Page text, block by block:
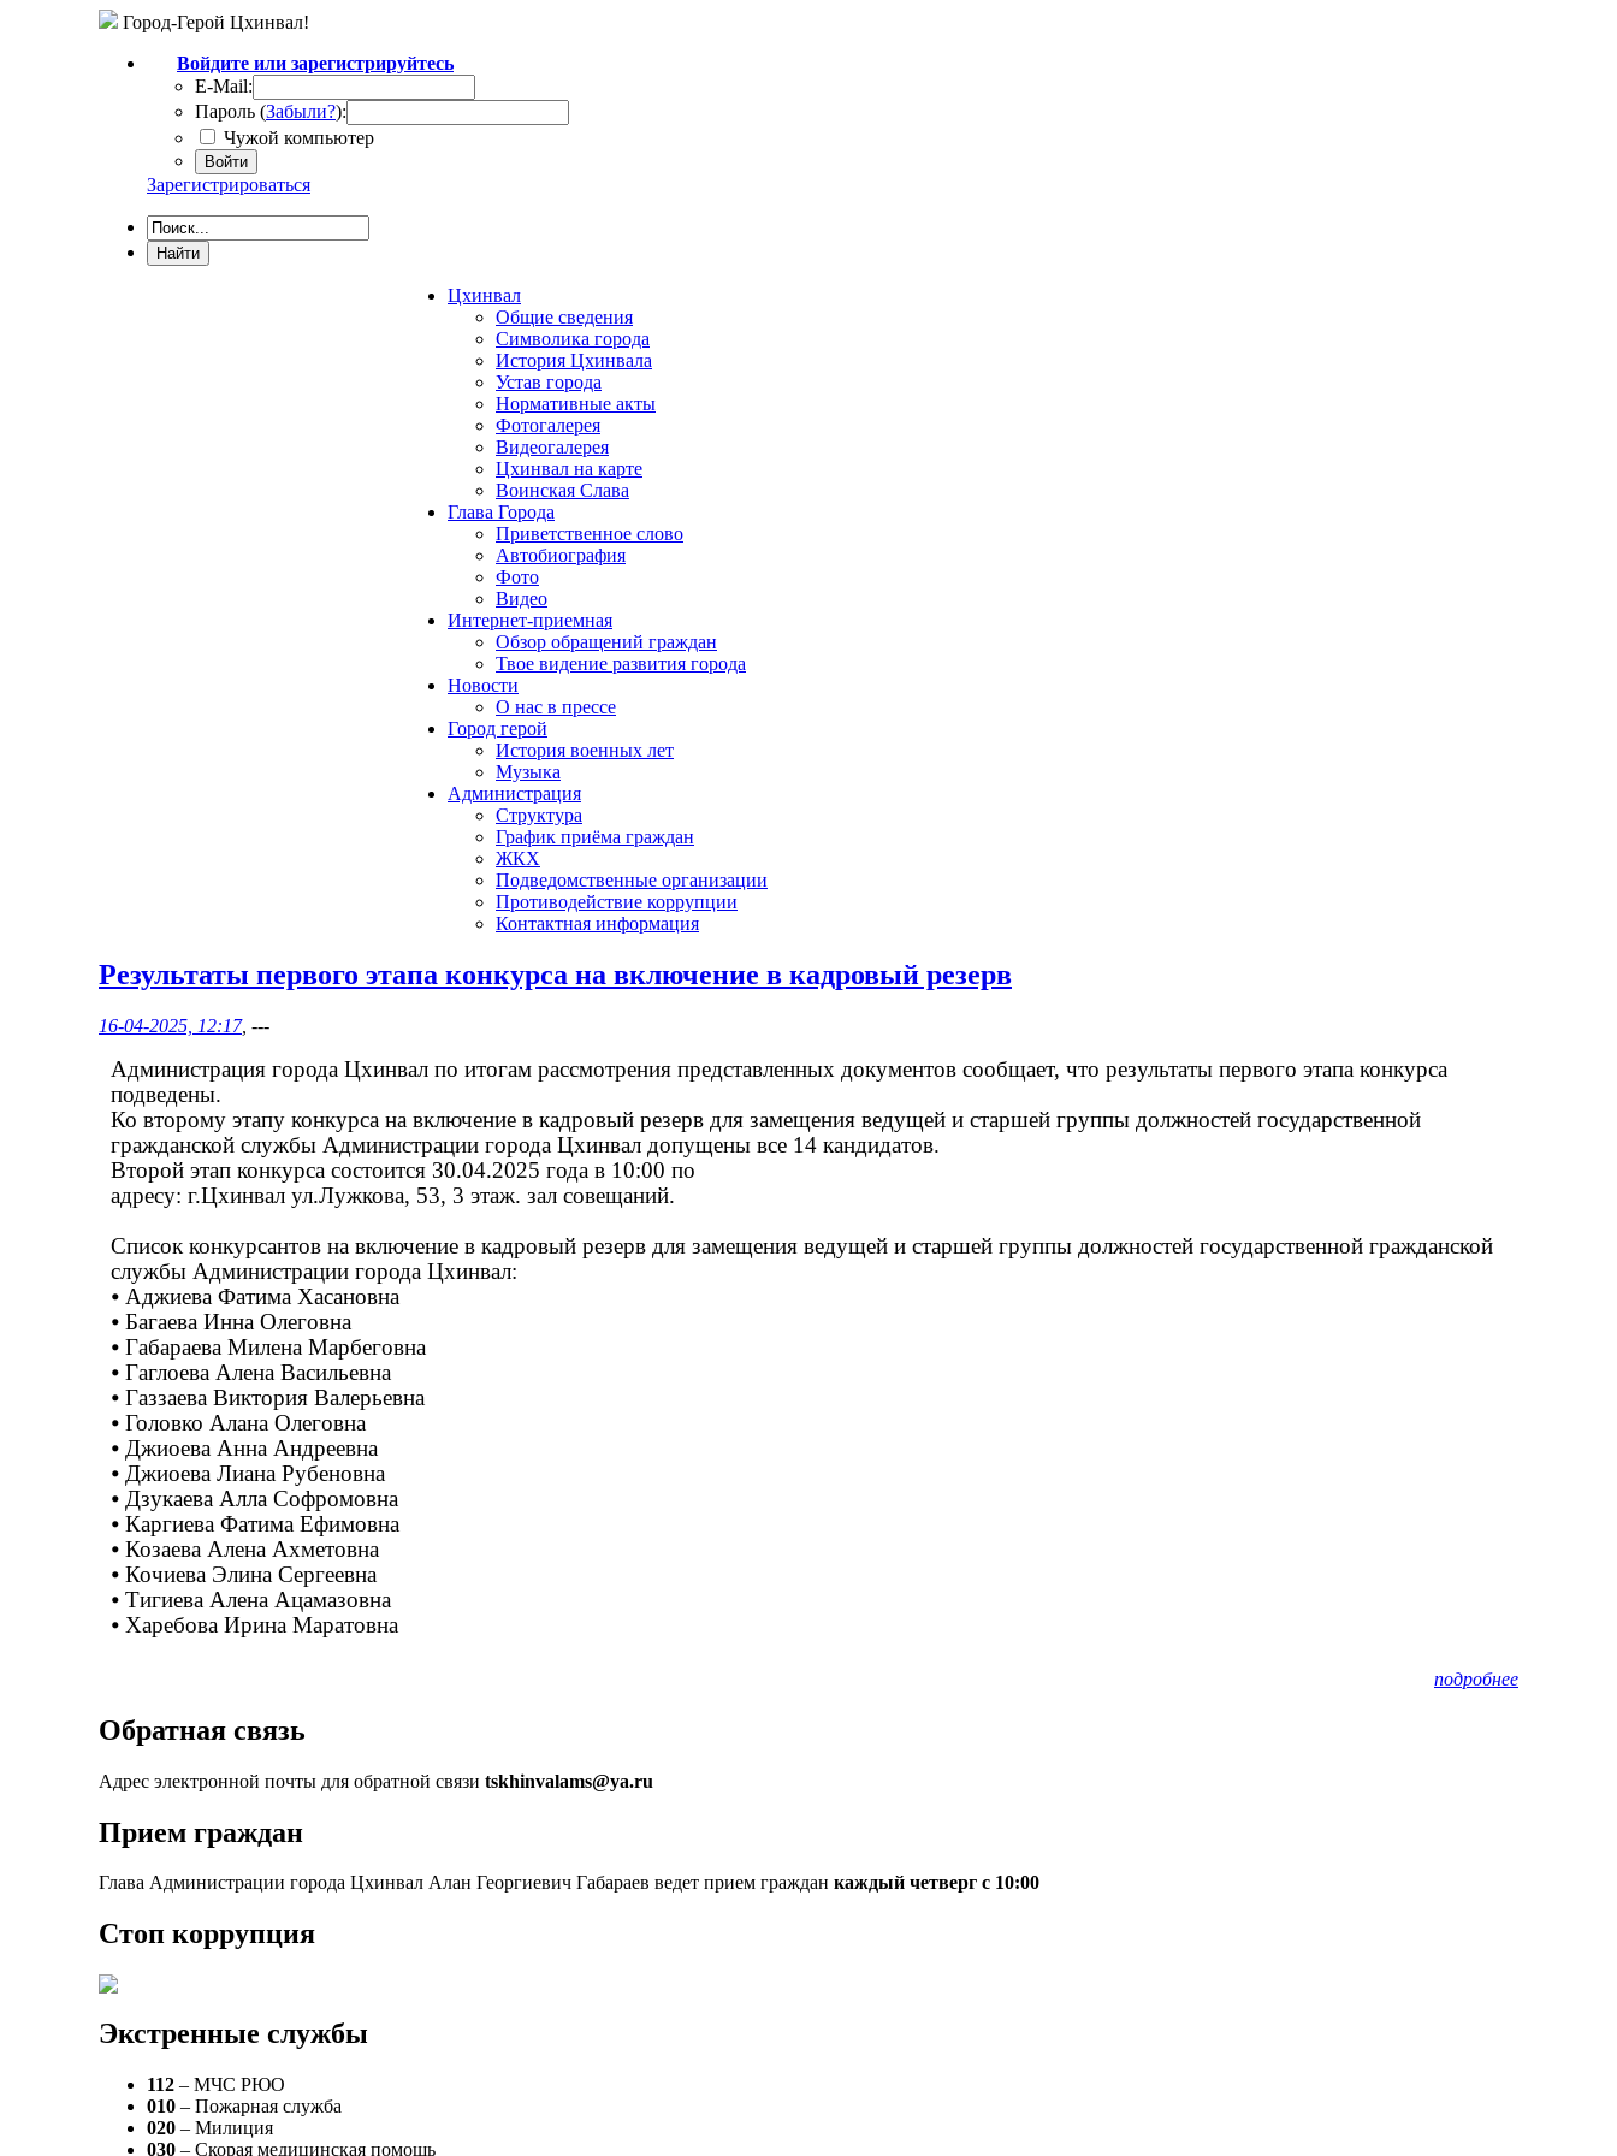
Город-Герой Цхинвал!
Войдите или зарегистрируйтесь
E-Mail:
Пароль (Забыли?):
Чужой компьютер
Войти
Зарегистрироваться
Цхинвал
Общие сведения
Символика города
История Цхинвала
Устав города
Нормативные акты
Фотогалерея
Видеогалерея
Цхинвал на карте
Воинская Слава
Глава Города
Приветственное слово
Автобиография
Фото
Видео
Интернет-приемная
Обзор обращений граждан
Твое видение развития города
Новости
О нас в прессе
Город герой
История военных лет
Музыка
Администрация
Структура
График приёма граждан
ЖКХ
Подведомственные организации
Противодействие коррупции
Контактная информация
Результаты первого этапа конкурса на включение в кадровый резерв
16-04-2025, 12:17, ---
Администрация города Цхинвал по итогам рассмотрения представленных документов сообщает, что результаты первого этапа конкурса
подведены.
Ко второму этапу конкурса на включение в кадровый резерв для замещения ведущей и старшей группы должностей государственной
гражданской службы Администрации города Цхинвал допущены все 14 кандидатов.
Второй этап конкурса состоится 30.04.2025 года в 10:00 по
адресу: г.Цхинвал ул.Лужкова, 53, 3 этаж. зал совещаний.
Список конкурсантов на включение в кадровый резерв для замещения ведущей и старшей группы должностей государственной гражданской
службы Администрации города Цхинвал:
⦁ Аджиева Фатима Хасановна
⦁ Багаева Инна Олеговна
⦁ Габараева Милена Марбеговна
⦁ Гаглоева Алена Васильевна
⦁ Газзаева Виктория Валерьевна
⦁ Головко Алана Олеговна
⦁ Джиоева Анна Андреевна
⦁ Джиоева Лиана Рубеновна
⦁ Дзукаева Алла Софромовна
⦁ Каргиева Фатима Ефимовна
⦁ Козаева Алена Ахметовна
⦁ Кочиева Элина Сергеевна
⦁ Тигиева Алена Ацамазовна
⦁ Харебова Ирина Маратовна
подробнее
Обратная связь
Адрес электронной почты для обратной связи tskhinvalams@ya.ru
Прием граждан
Глава Администрации города Цхинвал Алан Георгиевич Габараев ведет прием граждан каждый четверг с 10:00
Стоп коррупция
Экстренные службы
112 – МЧС РЮО
010 – Пожарная служба
020 – Милиция
030 – Скорая медицинская помощь